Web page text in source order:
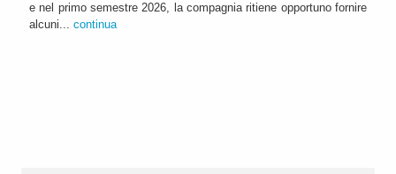
e nel primo semestre 2026, la compagnia ritiene opportuno fornire
alcuni... continua